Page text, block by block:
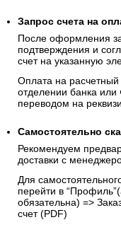
Запрос счета на
После оформления
подтверждения и
счет на указанную
Оплата на
отделении банка или
переводом на
Самостоятельно
Рекомендуем
доставки с
Для
перейти в
обязательна) =>
счет (PDF)